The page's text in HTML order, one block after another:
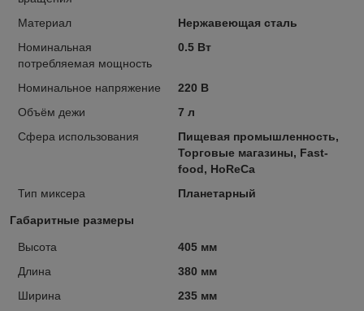
Материал
Нержавеющая сталь
Номинальная
потребляемая мощность
0.5 Вт
Номинальное напряжение
220 В
Объём дежи
7 л
Сфера использования
Пищевая промышленность,
Торговые магазины, Fast-
food, HoReCa
Тип миксера
Планетарный
Габаритные размеры
Высота
405 мм
Длина
380 мм
Ширина
235 мм